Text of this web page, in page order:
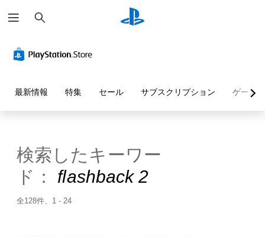
索
最新情報 特集 セール サブスクリプション ゲーム
検索したキーワー
ド：
flashback 2
全128件、1 - 24